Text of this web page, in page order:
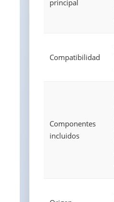
principal
Compatibilidad
Componentes
incluidos